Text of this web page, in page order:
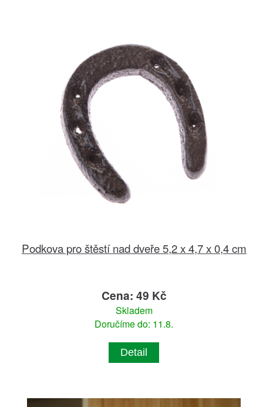
Podkova pro štěstí nad dveře 5,2 x 4,7 x 0,4 cm
Cena: 49 Kč
Skladem
Doručíme do: 11.8.
Detail